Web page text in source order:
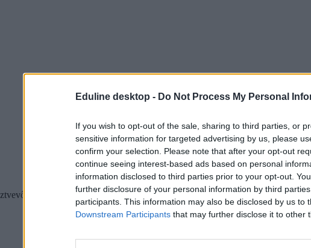
Eduline desktop - Do Not Process My Personal
If you wish to opt-out of the sale, sharing to third parties, or
sensitive information for targeted advertising by us, please
confirm your selection. Please note that after your opt-out
continue seeing interest-based ads based on personal
information disclosed to third parties prior to your opt-out.
further disclosure of your personal information by third
participants. This information may also be disclosed by us to
Downstream Participants that may further disclose it to other
átadják a tiltakozó petíciójukat, melyet a HUN-REN vezetésének, és